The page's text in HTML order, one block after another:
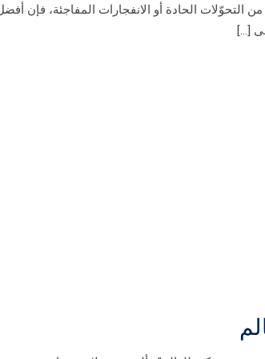
التحوّلات الحادة أو الانفجارات المفاجئة، فإن
[…]